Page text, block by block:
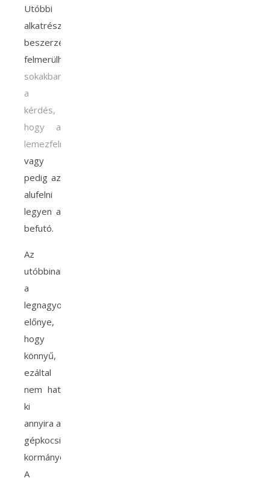
Utóbbi
alkatrészek
beszerzésekor
felmerülhet
sokakban
a
kérdés,
hogy a
lemezfelni
vagy
pedig az
alufelni
legyen a
befutó.
Az
utóbbinak
a
legnagyobb
előnye,
hogy
könnyű,
ezáltal
nem hat
ki
annyira a
gépkocsi
kormányozhatóságára.
A